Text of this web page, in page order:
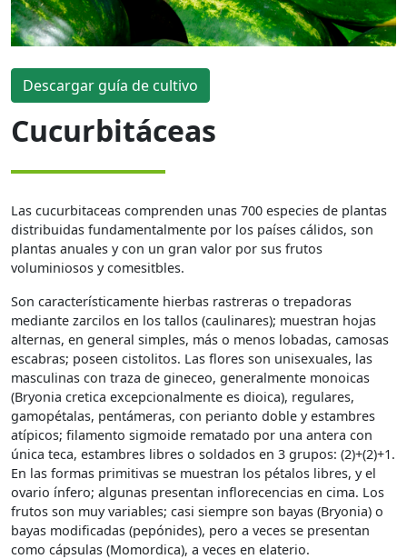
Descargar guía de cultivo
Cucurbitáceas
Las cucurbitaceas comprenden unas 700 especies de plantas
distribuidas fundamentalmente por los países cálidos, son
plantas anuales y con un gran valor por sus frutos
voluminiosos y comesitbles.
Son característicamente hierbas rastreras o trepadoras
mediante zarcilos en los tallos (caulinares); muestran hojas
alternas, en general simples, más o menos lobadas, camosas
escabras; poseen cistolitos. Las flores son unisexuales, las
masculinas con traza de gineceo, generalmente monoicas
(Bryonia cretica excepcionalmente es dioica), regulares,
gamopétalas, pentámeras, con perianto doble y estambres
atípicos; filamento sigmoide rematado por una antera con
única teca, estambres libres o soldados en 3 grupos: (2)+(2)+1.
En las formas primitivas se muestran los pétalos libres, y el
ovario ínfero; algunas presentan inflorecencias en cima. Los
frutos son muy variables; casi siempre son bayas (Bryonia) o
bayas modificadas (pepónides), pero a veces se presentan
como cápsulas (Momordica), a veces en elaterio.